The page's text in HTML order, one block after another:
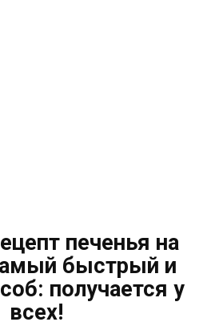
печенья на
быстрый и
получается у
всех!